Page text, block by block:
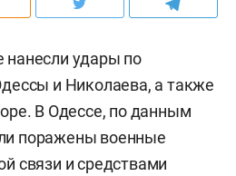
нанесли удары по
и Николаева, а также
В Одессе, по данным
поражены военные
связи и средствами